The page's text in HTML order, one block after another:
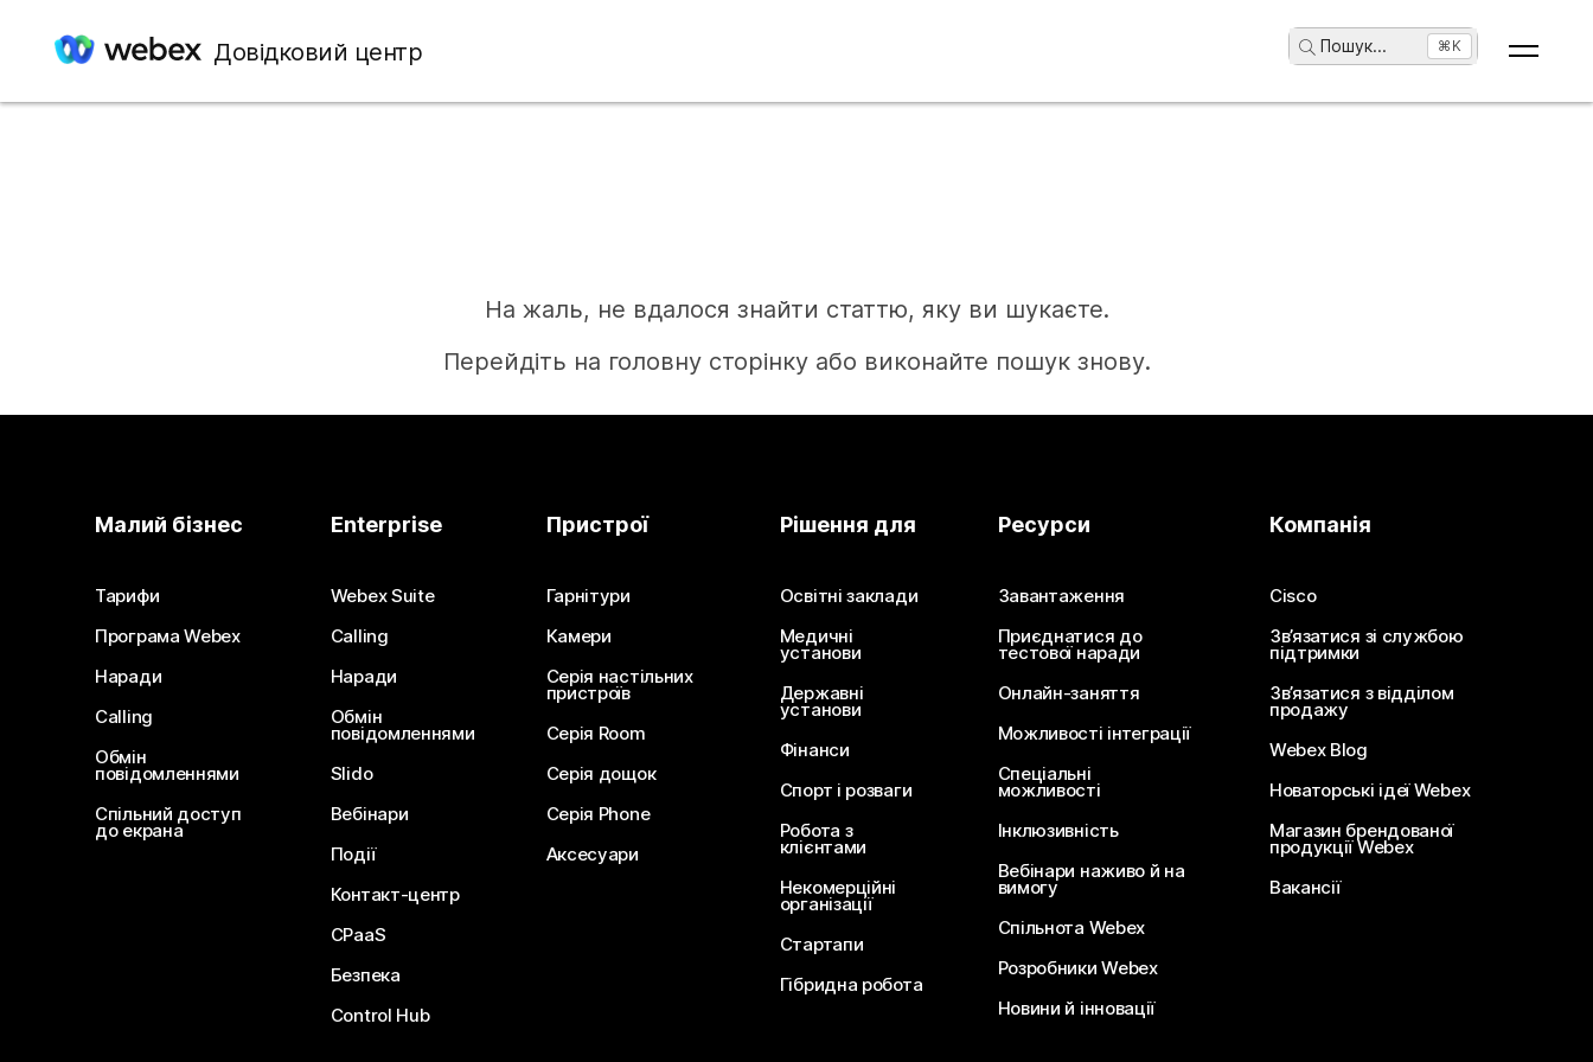
Довідковий центр Пошук... ⌘K
На жаль, не вдалося знайти статтю, яку ви шукаєте.
Перейдіть на головну сторінку або виконайте пошук знову.
Потрібна відповідь?
Надішліть запитання
Малий бізнес
Тарифи
Програма Webex
Наради
Calling
Обмін
повідомленнями
Спільний доступ
до екрана
Enterprise
Webex Suite
Calling
Наради
Обмін
повідомленнями
Slido
Вебінари
Події
Контакт-центр
CPaaS
Безпека
Control Hub
Пристрої
Гарнітури
Камери
Серія настільних
пристроїв
Серія Room
Серія дощок
Серія Phone
Аксесуари
Рішення для
Освітні заклади
Медичні
установи
Державні
установи
Фінанси
Спорт і розваги
Робота з
клієнтами
Некомерційні
організації
Стартапи
Гібридна робота
Ресурси
Завантаження
Приєднатися до
тестової наради
Онлайн-заняття
Можливості інтеграції
Спеціальні
можливості
Інклюзивність
Вебінари наживо й на
вимогу
Спільнота Webex
Розробники Webex
Новини й інновації
Компанія
Cisco
Зв’язатися зі службою
підтримки
Зв’язатися з відділом
продажу
Webex Blog
Новаторські ідеї Webex
Магазин брендованої
продукції Webex
Вакансії